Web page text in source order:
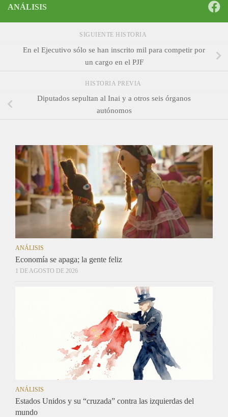
ANÁLISIS
SIGUIENTE HISTORIA
En el Ejecutivo sólo se han inscrito mil para competir por
un cargo en el PJF
HISTORIA PREVIA
Diputados sepultan al Inai y a otros seis órganos
autónomos
ANÁLISIS
Economía se apaga; la gente feliz
1 DE AGOSTO DE 2026
ANÁLISIS
Estados Unidos y su “cruzada” contra las izquierdas del
mundo